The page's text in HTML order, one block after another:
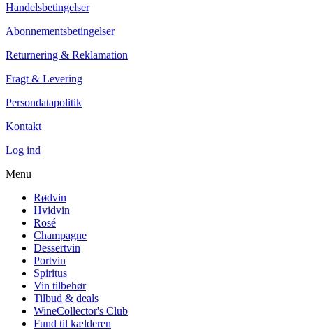
Handelsbetingelser
Abonnementsbetingelser
Returnering & Reklamation
Fragt & Levering
Persondatapolitik
Kontakt
Log ind
Menu
Rødvin
Hvidvin
Rosé
Champagne
Dessertvin
Portvin
Spiritus
Vin tilbehør
Tilbud & deals
WineCollector's Club
Fund til kælderen